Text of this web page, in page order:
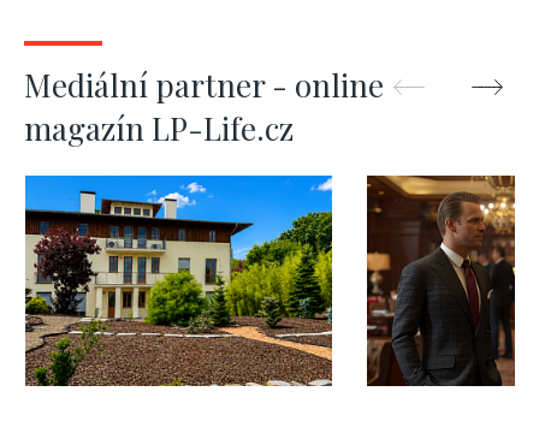
Mediální partner - online
magazín LP-Life.cz